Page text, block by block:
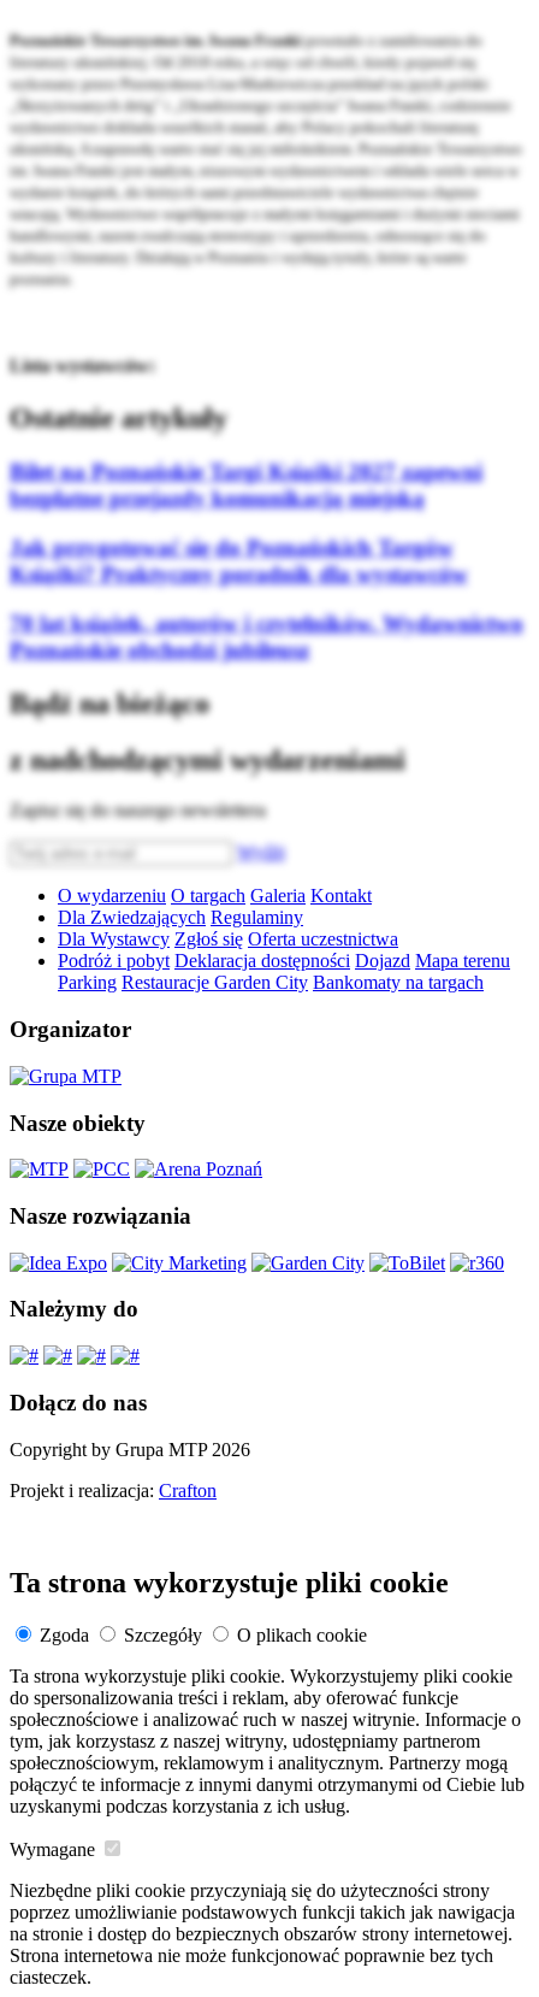
Poznańskie Towarzystwo im. Iwana Frankipowstało z zamiłowania do
literatury ukraińskiej. Od 2018 roku, a więc od chwili, kiedy pojawił się
wykonany przez Przemysława Lisa-Markiewicza przekład na język polski
„Skrzyżowanych dróg” i „Ukradzionego szczęścia” Iwana Franki, codziennie
wydawnictwo dokłada wszelkich starań, aby Polacy pokochali literaturę
ukraińską. A naprawdę warto stać się jej miłośnikiem. Poznańskie Towarzystwo
im. Iwana Franki jest małym, niszowym wydawnictwem i wkłada wiele serca w
wydanie książek, do których sami przedstawiciele wydawnictwa chętnie
wracają. Wydawnictwo współpracuje z małymi księgarniami i dużymi sieciami
handlowymi, razem zwalczają stereotypy i uprzedzenia, odnoszące się do
kultury i literatury. Działają w Poznaniu i wydają tytuły, które są warte
poznania.
Lista wystawców:
Ostatnie artykuły
Bilet na Poznańskie Targi Książki 2027 zapewni
bezpłatne przejazdy komunikacją miejską
Jak przygotować się do Poznańskich Targów
Książki? Praktyczny poradnik dla wystawców
70 lat książek, autorów i czytelników. Wydawnictwo
Poznańskie obchodzi jubileusz
Bądź na bieżąco
z nadchodzącymi wydarzeniami
Zapisz się do naszego newslettera
Wyślij
O wydarzeniu O targach Galeria Kontakt
Dla Zwiedzających Regulaminy
Dla Wystawcy Zgłoś się Oferta uczestnictwa
Podróż i pobyt Deklaracja dostępności Dojazd Mapa terenu
Parking Restauracje Garden City Bankomaty na targach
Organizator
Nasze obiekty
Nasze rozwiązania
Należymy do
Dołącz do nas
Copyright by Grupa MTP 2026
Projekt i realizacja: Crafton
Ta strona wykorzystuje pliki cookie
Zgoda Szczegóły
O plikach cookie
Ta strona wykorzystuje pliki cookie. Wykorzystujemy pliki cookie
do spersonalizowania treści i reklam, aby oferować funkcje
społecznościowe i analizować ruch w naszej witrynie. Informacje o
tym, jak korzystasz z naszej witryny, udostępniamy partnerom
społecznościowym, reklamowym i analitycznym. Partnerzy mogą
połączyć te informacje z innymi danymi otrzymanymi od Ciebie lub
uzyskanymi podczas korzystania z ich usług.
Wymagane
Niezbędne pliki cookie przyczyniają się do użyteczności strony
poprzez umożliwianie podstawowych funkcji takich jak nawigacja
na stronie i dostęp do bezpiecznych obszarów strony internetowej.
Strona internetowa nie może funkcjonować poprawnie bez tych
ciasteczek.